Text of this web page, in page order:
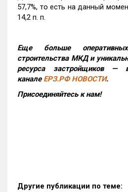
57,7%, то есть на данный
14,2 п. п.
Еще больше
строительства МКД и
ресурса застройщиков —
канале ЕРЗ.РФ НОВОСТИ.
Присоединяйтесь к нам!
Другие публикации по теме: